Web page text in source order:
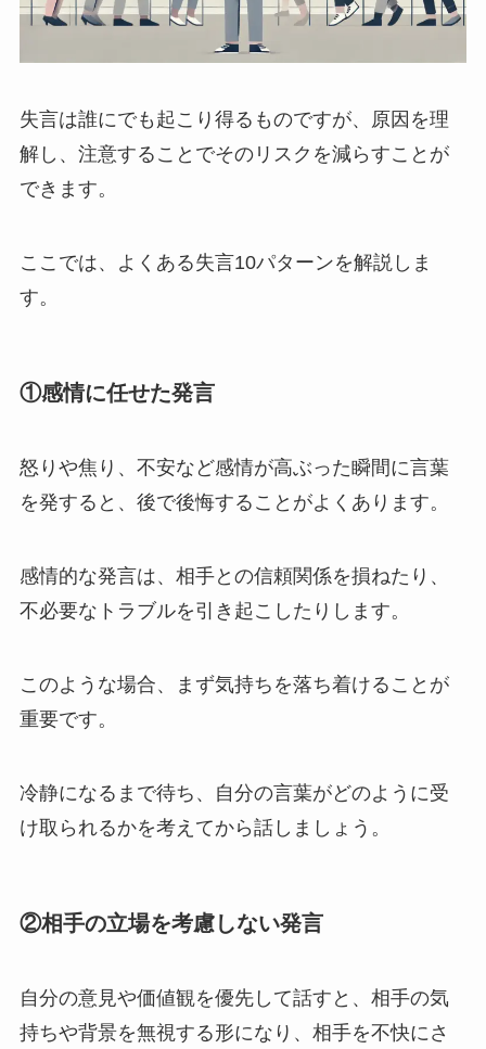
失言は誰にでも起こり得るものですが、原因を理
解し、注意することでそのリスクを減らすことが
できます。
ここでは、よくある失言10パターンを解説しま
す。
①感情に任せた発言
怒りや焦り、不安など感情が高ぶった瞬間に言葉
を発すると、後で後悔することがよくあります。
感情的な発言は、相手との信頼関係を損ねたり、
不必要なトラブルを引き起こしたりします。
このような場合、まず気持ちを落ち着けることが
重要です。
冷静になるまで待ち、自分の言葉がどのように受
け取られるかを考えてから話しましょう。
②相手の立場を考慮しない発言
自分の意見や価値観を優先して話すと、相手の気
持ちや背景を無視する形になり、相手を不快にさ